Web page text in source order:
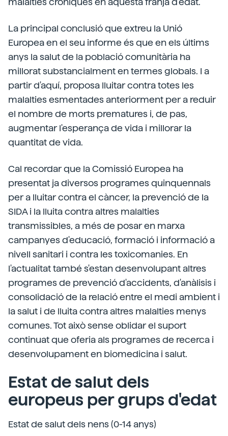
La principal conclusió que extreu la Unió
Europea en el seu informe és que en els últims
anys la salut de la població comunitària ha
millorat substancialment en termes globals. I a
partir d'aquí, proposa lluitar contra totes les
malalties esmentades anteriorment per a reduir
el nombre de morts prematures i, de pas,
augmentar l'esperança de vida i millorar la
quantitat de vida.
Cal recordar que la Comissió Europea ha
presentat ja diversos programes quinquennals
per a lluitar contra el càncer, la prevenció de la
SIDA i la lluita contra altres malalties
transmissibles, a més de posar en marxa
campanyes d'educació, formació i informació a
nivell sanitari i contra les toxicomanies. En
l'actualitat també s'estan desenvolupant altres
programes de prevenció d'accidents, d'anàlisis i
consolidació de la relació entre el medi ambient i
la salut i de lluita contra altres malalties menys
comunes. Tot això sense oblidar el suport
continuat que oferia als programes de recerca i
desenvolupament en biomedicina i salut.
Estat de salut dels
europeus per grups d'edat
Estat de salut dels nens (0-14 anys)